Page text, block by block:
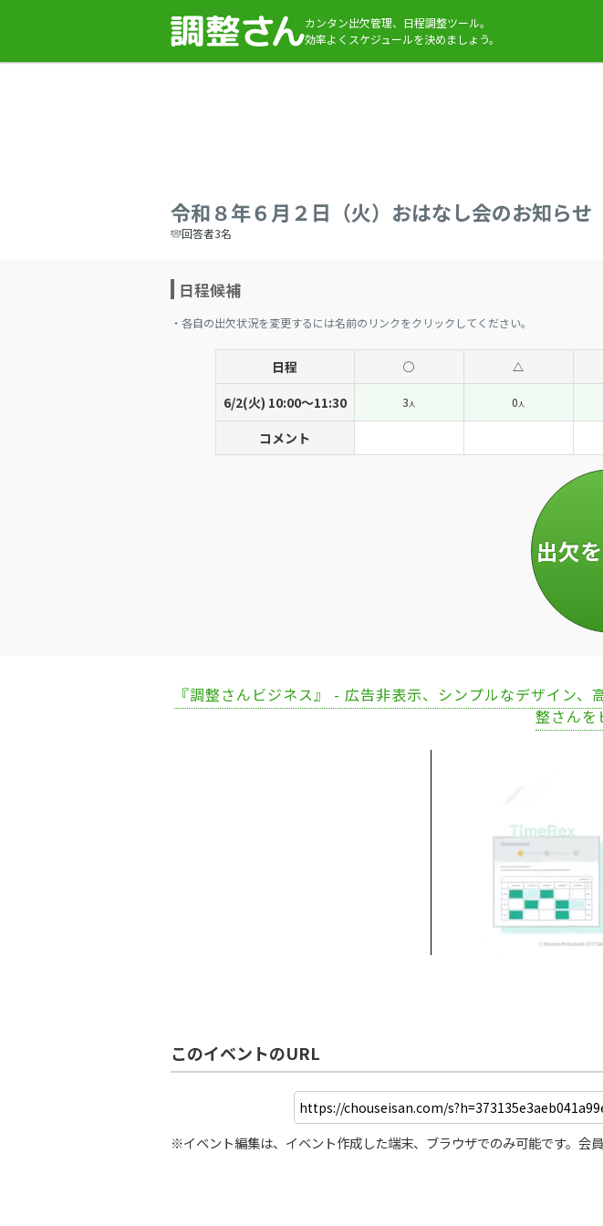
カンタン出欠管理、日程調整ツール。
効率よくスケジュールを決めましょう。
令和８年６月２日（火）おはなし会のお知らせ
回答者3名
日程候補
・各自の出欠状況を変更するには名前のリンクをクリックしてください。
日程 ◯ △
6/2(火) 10:00〜11:30 3人 0人
コメント
『調整さんビジネス』 - 広告非表示、シンプルなデザイン
整さんを
このイベントのURL
※イベント編集は、イベント作成した端末、ブラウザでのみ可能です。会